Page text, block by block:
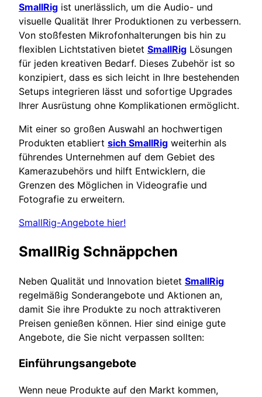
SmallRig ist unerlässlich, um die Audio- und
visuelle Qualität Ihrer Produktionen zu verbessern.
Von stoßfesten Mikrofonhalterungen bis hin zu
flexiblen Lichtstativen bietet SmallRig Lösungen
für jeden kreativen Bedarf. Dieses Zubehör ist so
konzipiert, dass es sich leicht in Ihre bestehenden
Setups integrieren lässt und sofortige Upgrades
Ihrer Ausrüstung ohne Komplikationen ermöglicht.
Mit einer so großen Auswahl an hochwertigen
Produkten etabliert sich SmallRig weiterhin als
führendes Unternehmen auf dem Gebiet des
Kamerazubehörs und hilft Entwicklern, die
Grenzen des Möglichen in Videografie und
Fotografie zu erweitern.
SmallRig-Angebote hier!
SmallRig Schnäppchen
Neben Qualität und Innovation bietet SmallRig
regelmäßig Sonderangebote und Aktionen an,
damit Sie ihre Produkte zu noch attraktiveren
Preisen genießen können. Hier sind einige gute
Angebote, die Sie nicht verpassen sollten:
Einführungsangebote
Wenn neue Produkte auf den Markt kommen,